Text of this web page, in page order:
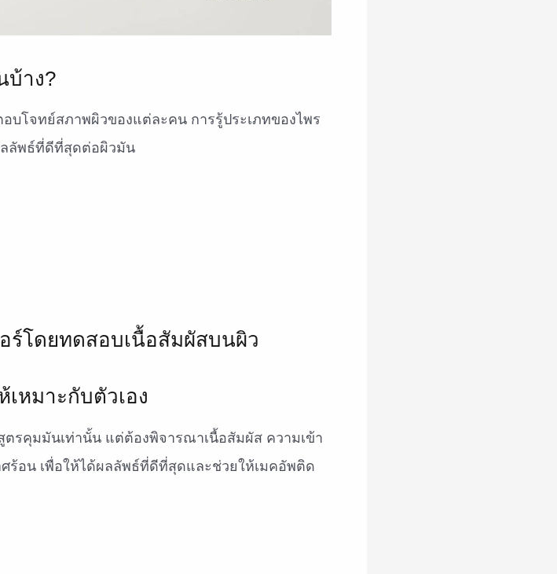
บ้าง?
บโจทย์สภาพผิวของแต่ละคน การรู้ประเภทของไพร
ลลัพธ์ที่ดีที่สุดต่อผิวมัน
หมาะกับตัวเอง
ตรคุมมันเท่านั้น แต่ต้องพิจารณาเนื้อสัมผัส ความเข้า
ร้อน เพื่อให้ได้ผลลัพธ์ที่ดีที่สุดและช่วยให้เมคอัพติด